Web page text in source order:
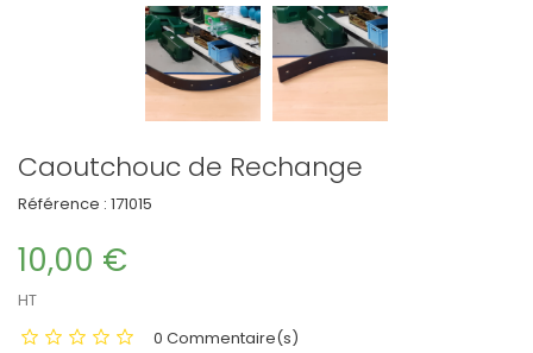
Caoutchouc de Rechange
Référence : 171015
10,00 €
HT
0 Commentaire(s)